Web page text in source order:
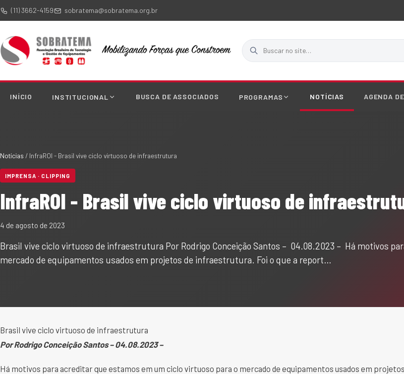
(11) 3662-4159 sobratema@sobratema.org.br
Buscar no site
INÍCIO INSTITUCIONAL BUSCA DE ASSOCIADOS PROGRAMAS NOTÍCIAS AGENDA
Notícias / InfraROI - Brasil vive ciclo virtuoso de infraestrutura
IMPRENSA · CLIPPING
InfraROI - Brasil vive ciclo virtuoso de
4 de agosto de 2023
Brasil vive ciclo virtuoso de infraestrutura Por Rodrigo Conceição Santos – 04.08.2023 – Há motivos
mercado de equipamentos usados em projetos de infraestrutura. Foi o que a report…
Brasil vive ciclo virtuoso de infraestrutura
Por Rodrigo Conceição Santos – 04.08.2023 –
Há motivos para acreditar que estamos em um ciclo virtuoso para o mercado de equipamentos usados em